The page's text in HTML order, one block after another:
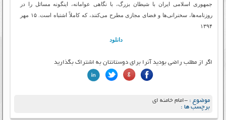
جمهوری اسلامی ایران با شیطان بزرگ، با نگاهی عوامانه، اینگونه مسائل را در
روزنامه‌ها، سخنرانی‌ها و فضای مجازی مطرح می‌کنند، که کاملاً اشتباه است. ۱۵ مهر
۱۳۹۴
دانلود
اگر از مطلب راضی بودید آنرا برای دوستانتان به اشتراک بگذارید
موضوع :-امام خامنه ای
برچسب ها :